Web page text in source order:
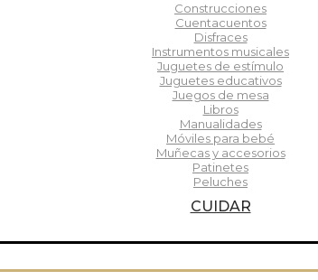
Construcciones
Cuentacuentos
Disfraces
Instrumentos musicales
Juguetes de estímulo
Juguetes educativos
Juegos de mesa
Libros
Manualidades
Móviles para bebé
Muñecas y accesorios
Patinetes
Peluches
CUIDAR